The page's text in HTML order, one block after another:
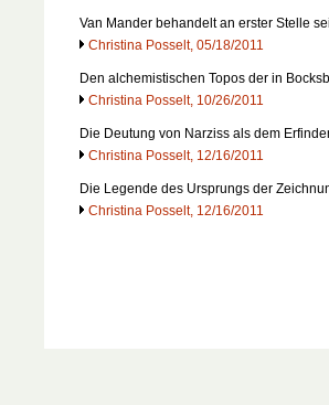
Van Mander behandelt an erster Stelle
Christina Posselt, 05/18/2011
Den alchemistischen Topos der in
Christina Posselt, 10/26/2011
Die Deutung von Narziss als dem
Christina Posselt, 12/16/2011
Die Legende des Ursprungs der
Christina Posselt, 12/16/2011